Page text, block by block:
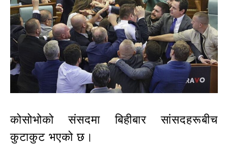
कोसोभोको संसदमा बिहीबार सांसदहरूबीच
कुटाकुट भएको छ।